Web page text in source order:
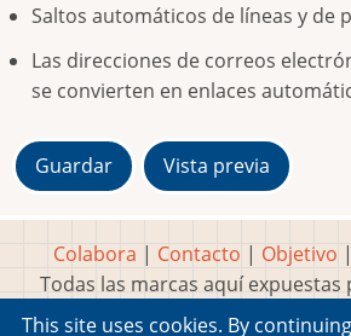
Saltos automáticos de líneas y de
Las direcciones de correos
se convierten en enlaces
Colabora | Contacto | Objetivo |
Todas las marcas aquí expuestas
respectivos y legítimos
This site uses cookies. By